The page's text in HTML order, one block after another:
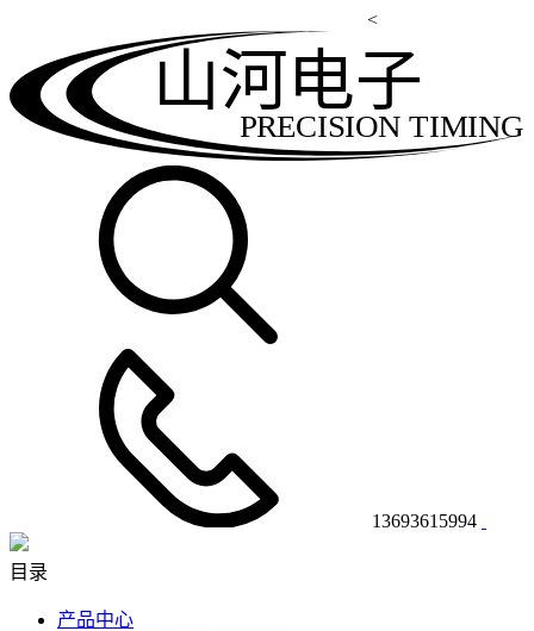
<
PRECISION TIMING
山河电子
13693615994
目录
产品中心